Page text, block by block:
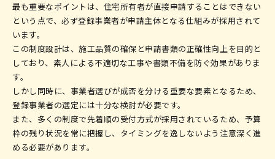
最も重要なポイントは、住宅所有者が直接申請することはできない
という点で、必ず登録事業者が申請主体となる仕組みが採用されて
います。
この制度設計は、施工品質の確保と申請書類の正確性向上を目的と
しており、素人による不適切な工事や書類不備を防ぐ効果がありま
す。
しかし同時に、事業者選びが成否を分ける重要な要素となるため、
登録事業者の選定には十分な検討が必要です。
また、多くの制度で先着順の受付方式が採用されているため、予算
枠の残り状況を常に把握し、タイミングを逸しないよう注意深く進
める必要があります。